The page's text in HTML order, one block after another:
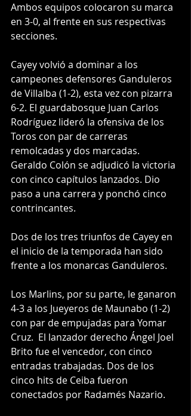
Ambos equipos colocaron su marca
en 3-0, al frente en sus respectivas
secciones.
Cayey volvió a dominar a los
campeones defensores Ganduleros
de Villalba (1-2), esta vez con pizarra
6-2. El guardabosque Juan Carlos
Rodríguez lideró la ofensiva de los
Toros con par de carreras
remolcadas y dos marcadas.
Geraldo Colón se adjudicó la victoria
con cinco capítulos lanzados. Dio
paso a una carrera y ponchó cinco
contrincantes.
Dos de los tres triunfos de Cayey en
el inicio de la temporada han sido
frente a los monarcas Ganduleros.
Los Marlins, por su parte, le ganaron
4-3 a los Jueyeros de Maunabo (1-2)
con par de empujadas para Yomar
Cruz.  El lanzador derecho Ángel Joel
Brito fue el vencedor, con cinco
entradas trabajadas. Dos de los
cinco hits de Ceiba fueron
conectados por Radamés Nazario.